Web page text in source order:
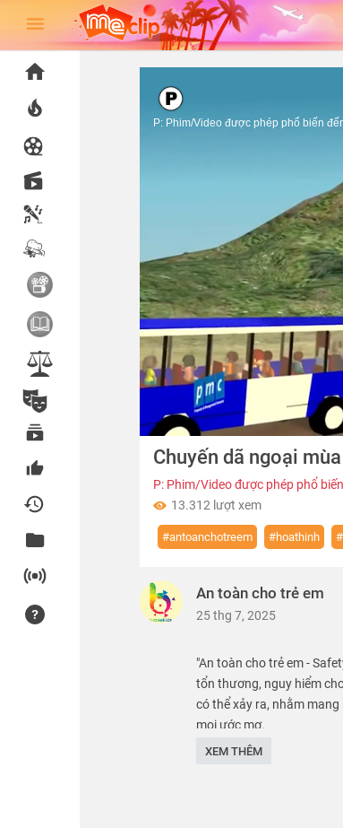
Volume
0%
P: Phim/Video được phép phổ biến
Chuyến dã ngoại
P: Phim/Video được phép phổ
13.312 lượt xem
#antoanchotreem #hoathinh
An toàn cho trẻ em
25 thg 7, 2025
"An toàn cho trẻ em -
tổn thương, nguy hiểm
có thể xảy ra, nhằm
mọi ước mơ.
XEM THÊM